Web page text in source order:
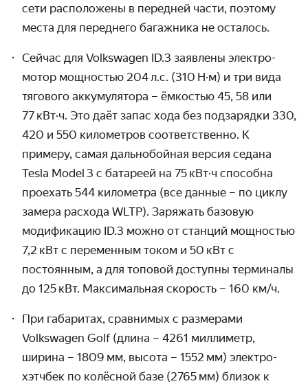
сети располо­жены в передней части, поэтому
места для переднего багажника не осталось.
Сейчас для Volkswagen ID.3 заявлены электро­
мотор мощностью 204 л.с. (310 Н·м) и три вида
тягового аккуму­лятора – ёмкостью 45, 58 или
77 кВт·ч. Это даёт запас хода без подзарядки 330,
420 и 550 кило­метров соответ­ственно. К
примеру, самая дально­бойная версия седана
Tesla Model 3 с батареей на 75 кВт·ч способна
проехать 544 кило­метра (все данные – по циклу
замера расхода WLTP). Заряжать базовую
модифи­кацию ID.3 можно от станций мощностью
7,2 кВт с переменным током и 50 кВт с
постоянным, а для топовой доступны терминалы
до 125 кВт. Максимальная скорость – 160 км/ч.
При габаритах, сравнимых с размерами
Volkswagen Golf (длина – 4261 милли­метр,
ширина – 1809 мм, высота – 1552 мм) электро­
хэтчбек по колёсной базе (2765 мм) близок к